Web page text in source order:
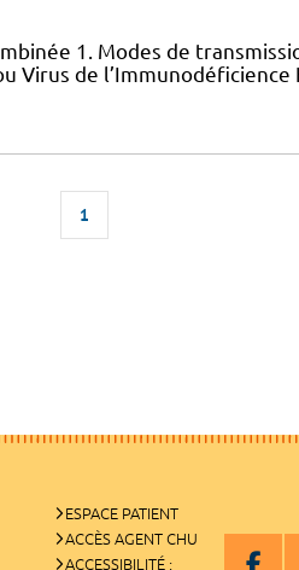
1. Modes de
Virus de
1
ESPACE PATIENT
ACCÈS AGENT CHU
ACCESSIBILITÉ :